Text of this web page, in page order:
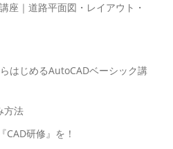
座｜道路平面図・レイアウト・
はじめるAutoCADベーシック講
方法
研修』を！